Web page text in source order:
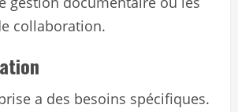
collaboration.
a des besoins spécifiques.